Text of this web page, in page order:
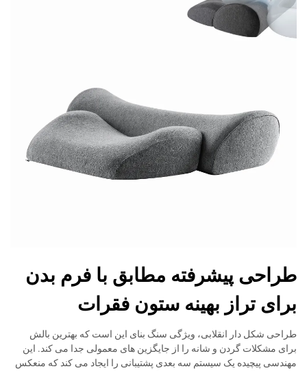
طراحی پیشرفته مطابق با فرم بدن
برای تراز بهینه ستون فقرات
طراحی شکل دار انقلابی، ویژگی سنگ بنای این است که بهترین بالش
برای مشکلات گردن و شانه را از جایگزین های معمولی جدا می کند. این
مهندسی پیچیده یک سیستم سه بعدی پشتیبانی را ایجاد می کند که منعکس